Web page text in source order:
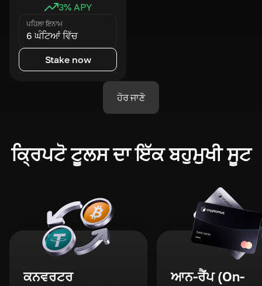
3% APY
ਪਹਿਲਾ ਇਨਾਮ
6 ਘੰਟਿਆਂ ਵਿੱਚ
Stake now
ਹੋਰ ਜਾਣੋ
ਕ੍ਰਿਪਟੋ ਟੂਲਸ ਦਾ ਇੱਕ ਬਹੁਮੁਖੀ ਸੂਟ
ਕਨਵਰਟਰ
ਆਨ-ਰੈਂਪ (On-